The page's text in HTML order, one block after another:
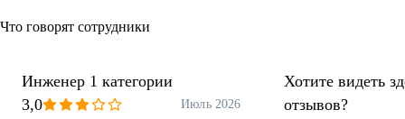
Что говорят сотрудники
Инженер 1 категории
3,0
Июль 2026
Хотите видеть
отзывов?